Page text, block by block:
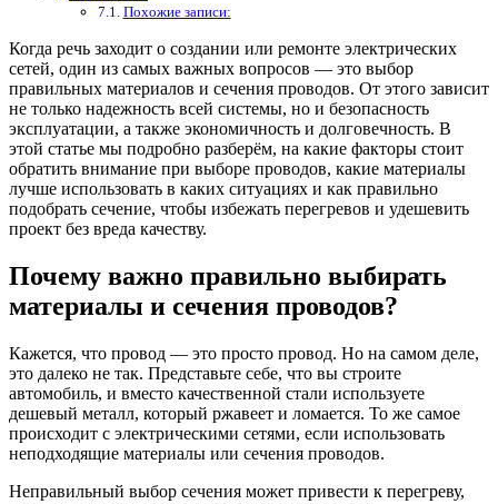
Похожие записи:
Когда речь заходит о создании или ремонте электрических
сетей, один из самых важных вопросов — это выбор
правильных материалов и сечения проводов. От этого зависит
не только надежность всей системы, но и безопасность
эксплуатации, а также экономичность и долговечность. В
этой статье мы подробно разберём, на какие факторы стоит
обратить внимание при выборе проводов, какие материалы
лучше использовать в каких ситуациях и как правильно
подобрать сечение, чтобы избежать перегревов и удешевить
проект без вреда качеству.
Почему важно правильно выбирать
материалы и сечения проводов?
Кажется, что провод — это просто провод. Но на самом деле,
это далеко не так. Представьте себе, что вы строите
автомобиль, и вместо качественной стали используете
дешевый металл, который ржавеет и ломается. То же самое
происходит с электрическими сетями, если использовать
неподходящие материалы или сечения проводов.
Неправильный выбор сечения может привести к перегреву,